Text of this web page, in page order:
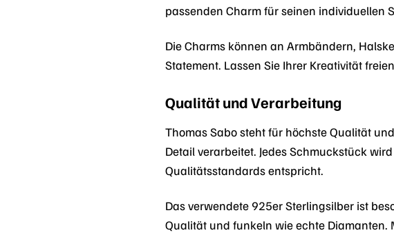
passenden Charm für seinen individuellen
Die Charms können an Armbändern,
Statement. Lassen Sie Ihrer Kreativität
Qualität und Verarbeitung
Thomas Sabo steht für höchste Qualität
Detail verarbeitet. Jedes Schmuckstück
Qualitätsstandards entspricht.
Das verwendete 925er Sterlingsilber ist
Qualität und funkeln wie echte Diamanten.